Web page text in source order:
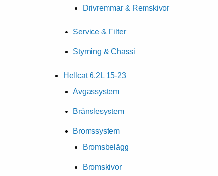
Drivremmar & Remskivor
Service & Filter
Styrning & Chassi
Hellcat 6.2L 15-23
Avgassystem
Bränslesystem
Bromssystem
Bromsbelägg
Bromskivor